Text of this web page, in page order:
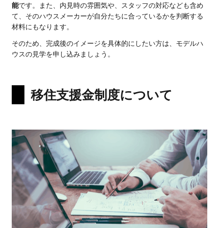
能です。また、内見時の雰囲気や、スタッフの対応なども含め
て、そのハウスメーカーが自分たちに合っているかを判断する
材料にもなります。
そのため、完成後のイメージを具体的にしたい方は、モデルハ
ウスの見学を申し込みましょう。
移住支援金制度について